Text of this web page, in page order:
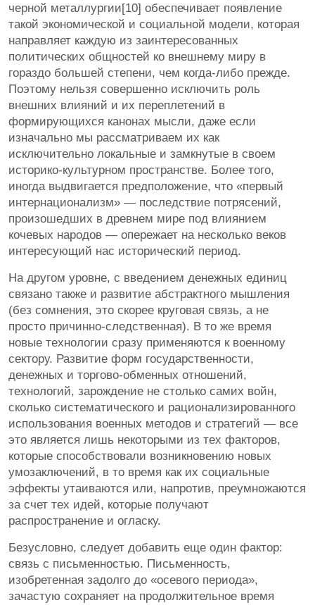
черной металлургии[10] обеспечивает появление
такой экономической и социальной модели, которая
направляет каждую из заинтересованных
политических общностей ко внешнему миру в
гораздо большей степени, чем когда-либо прежде.
Поэтому нельзя совершенно исключить роль
внешних влияний и их переплетений в
формирующихся канонах мысли, даже если
изначально мы рассматриваем их как
исключительно локальные и замкнутые в своем
историко-культурном пространстве. Более того,
иногда выдвигается предположение, что «первый
интернационализм» — последствие потрясений,
произошедших в древнем мире под влиянием
кочевых народов — опережает на несколько веков
интересующий нас исторический период.
На другом уровне, с введением денежных единиц
связано также и развитие абстрактного мышления
(без сомнения, это скорее круговая связь, а не
просто причинно-следственная). В то же время
новые технологии сразу применяются к военному
сектору. Развитие форм государственности,
денежных и торгово-обменных отношений,
технологий, зарождение не столько самих войн,
сколько систематического и рационализированного
использования военных методов и стратегий — все
это является лишь некоторыми из тех факторов,
которые способствовали возникновению новых
умозаключений, в то время как их социальные
эффекты утаиваются или, напротив, преумножаются
за счет тех идей, которые получают
распространение и огласку.
Безусловно, следует добавить еще один фактор:
связь с письменностью. Письменность,
изобретенная задолго до «осевого периода»,
зачастую сохраняет на продолжительное время